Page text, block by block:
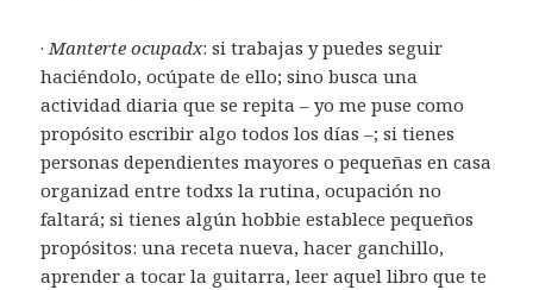
· Manterte ocupadx: si trabajas y puedes seguir
haciéndolo, ocúpate de ello; sino busca una
actividad diaria que se repita – yo me puse como
propósito escribir algo todos los días –; si tienes
personas dependientes mayores o pequeñas en casa
organizad entre todxs la rutina, ocupación no
faltará; si tienes algún hobbie establece pequeños
propósitos: una receta nueva, hacer ganchillo,
aprender a tocar la guitarra, leer aquel libro que te